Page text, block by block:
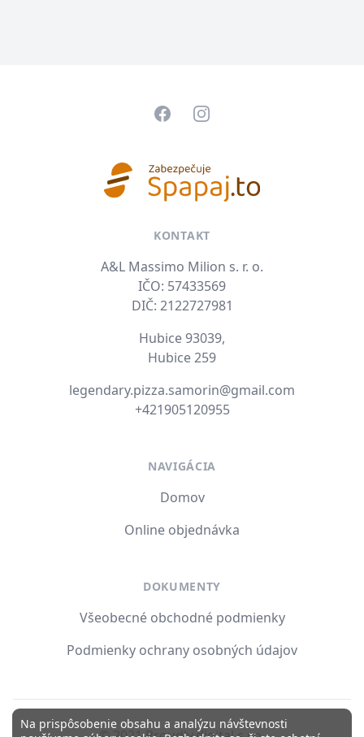
Na prispôsobenie obsahu a analýzu návštevnosti
FacebookInstagram
KONTAKT
A&L Massimo Milion s. r. o.
IČO: 57433569
DIČ: 2122727981
Hubice 93039,
Hubice 259
legendary.pizza.samorin@gmail.com
+421905120955
NAVIGÁCIA
Domov
Online objednávka
DOKUMENTY
Všeobecné obchodné podmienky
Podmienky ochrany osobných údajov